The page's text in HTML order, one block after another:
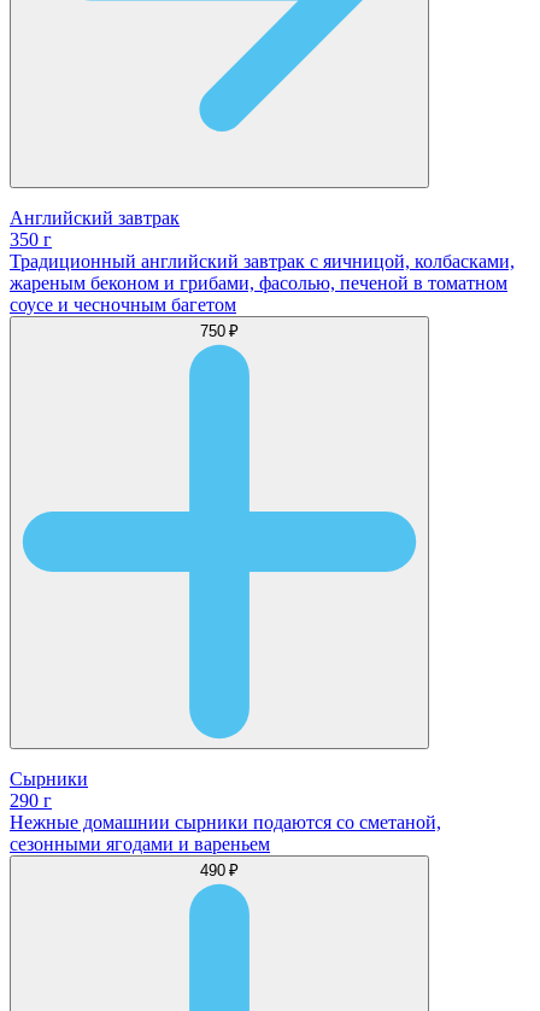
Английский завтрак
350 г
Традиционный английский завтрак с яичницой, колбасками,
жареным беконом и грибами, фасолью, печеной в томатном
соусе и чесночным багетом
750 ₽
Сырники
290 г
Нежные домашнии сырники подаются со сметаной,
сезонными ягодами и вареньем
490 ₽